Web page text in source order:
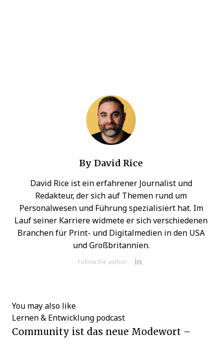
By David Rice
David Rice ist ein erfahrener Journalist und
Redakteur, der sich auf Themen rund um
Personalwesen und Führung spezialisiert hat. Im
Lauf seiner Karriere widmete er sich verschiedenen
Branchen für Print- und Digitalmedien in den USA
und Großbritannien.
Follow the author:
You may also like
Lernen & Entwicklung podcast
Community ist das neue Modewort –